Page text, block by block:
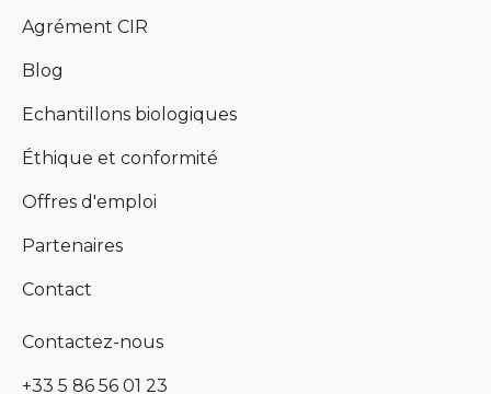
Agrément CIR
Blog
Echantillons biologiques
Éthique et conformité
Offres d'emploi
Partenaires
Contact
Contactez-nous
+33 5 86 56 01 23